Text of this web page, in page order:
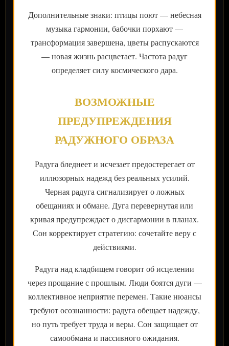
Дополнительные знаки: птицы поют — небесная
музыка гармонии, бабочки порхают —
трансформация завершена, цветы распускаются
— новая жизнь расцветает. Частота радуг
определяет силу космического дара.
ВОЗМОЖНЫЕ
ПРЕДУПРЕЖДЕНИЯ
РАДУЖНОГО ОБРАЗА
Радуга бледнеет и исчезает предостерегает от
иллюзорных надежд без реальных усилий.
Черная радуга сигнализирует о ложных
обещаниях и обмане. Дуга перевернутая или
кривая предупреждает о дисгармонии в планах.
Сон корректирует стратегию: сочетайте веру с
действиями.
Радуга над кладбищем говорит об исцелении
через прощание с прошлым. Люди боятся дуги —
коллективное неприятие перемен. Такие нюансы
требуют осознанности: радуга обещает надежду,
но путь требует труда и веры. Сон защищает от
самообмана и пассивного ожидания.